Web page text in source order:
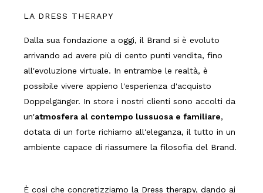
LA DRESS THERAPY
Dalla sua fondazione a oggi, il Brand si è evoluto
arrivando ad avere più di cento punti vendita, fino
all'evoluzione virtuale. In entrambe le realtà, è
possibile vivere appieno l'esperienza d'acquisto
Doppelgänger. In store i nostri clienti sono accolti da
un'atmosfera al contempo lussuosa e familiare,
dotata di un forte richiamo all'eleganza, il tutto in un
ambiente capace di riassumere la filosofia del Brand.
È così che concretizziamo la Dress therapy, dando ai